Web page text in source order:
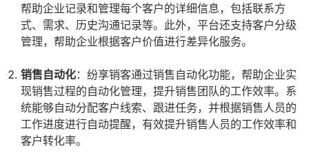
帮助企业记录和管理每个客户的详细信息，包括联系方
式、需求、历史沟通记录等。此外，平台还支持客户分级
管理，帮助企业根据客户价值进行差异化服务。
销售自动化：纷享销客通过销售自动化功能，帮助企业实
现销售过程的自动化管理，提升销售团队的工作效率。系
统能够自动分配客户线索、跟进任务，并根据销售人员的
工作进度进行自动提醒，有效提升销售人员的工作效率和
客户转化率。